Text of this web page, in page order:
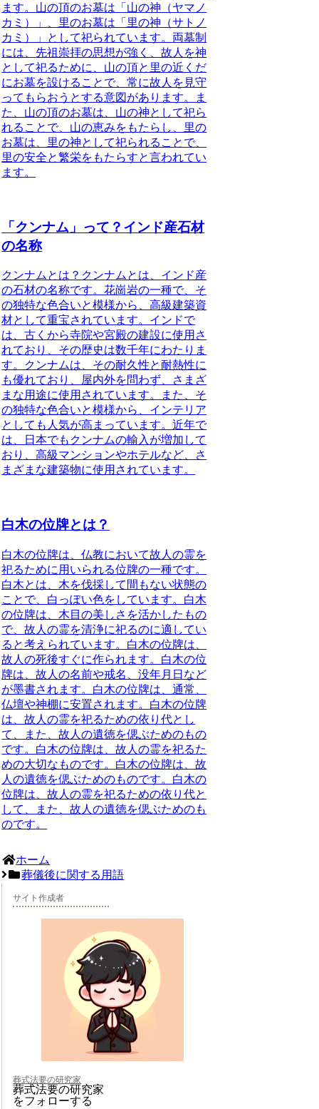
ます。 山の頂のお墓は「山の神（ヤマノ
カミ）」、里のお墓は「里の神（サトノ
カミ）」として祀られています。 両墓制
には、 先祖崇拝の思想が強く、故人を神
として祀るために、山の頂と里の近くだ
にお墓を設けることで、常に故人を見守
ってもらおうとする意図 があります。ま
た、山の頂のお墓は、山の神として祀ら
れることで、山の恵みをもたらし、里の
お墓は、里の神として祀られることで、
里の安全と繁栄をもたらすと言われてい
ます。
「クンナム」って？インド産石材
の名称
クンナムとは？ クンナムとは、インド産
の石材の名称です。花崗岩の一種で、そ
の独特な色合いと模様から、高級建築資
材として重宝されています。インドで
は、古くから寺院や宮殿の建設に使用さ
れており、その歴史は数千年にわたりま
す。クンナムは、その耐久性と耐熱性に
も優れており、屋内外を問わず、さまざ
まな用途に使用されています。また、そ
の独特な色合いと模様から、インテリア
としても人気が高まっています。近年で
は、日本でもクンナムの輸入が増加して
おり、高級マンションやホテルなど、さ
まざまな建築物に使用されています。
白木の位牌とは？
白木の位牌は、仏教において故人の霊を
祀るために用いられる位牌の一種です。
白木とは、木を伐採して間もない状態の
ことで、白っぽい色をしています。白木
の位牌は、木目の美しさを活かしたもの
で、故人の霊を清浄に祀るのに適してい
ると考えられています。白木の位牌は、
故人の死後すぐに作られます。白木の位
牌は、故人の名前や戒名、没年月日など
が墨書されます。白木の位牌は、通常、
仏壇や神棚に安置されます。白木の位牌
は、故人の霊を祀るための依り代とし
て、また、故人の遺徳を偲ぶためのもの
です。白木の位牌は、故人の霊を祀るた
めの大切なものです。白木の位牌は、故
人の遺徳を偲ぶためのものです。白木の
位牌は、故人の霊を祀るための依り代と
して、また、故人の遺徳を偲ぶためのも
のです。
ホーム
葬儀後に関する用語
サイト作成者
葬式法要の研究家
葬式法要の研究家
をフォローする